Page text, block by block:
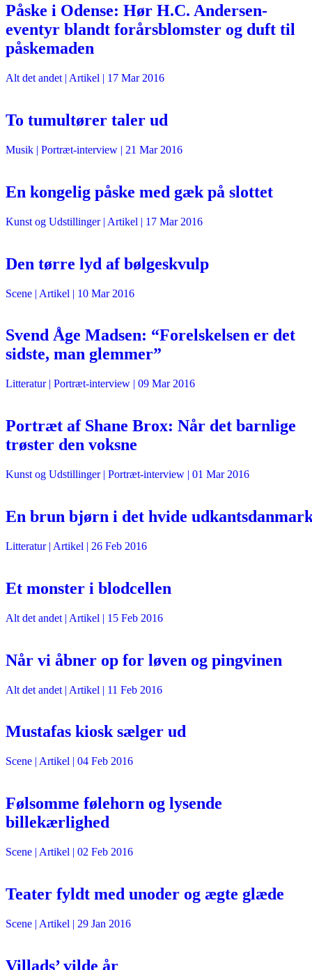
Påske i Odense: Hør H.C. Andersen-
eventyr blandt forårsblomster og duft til
påskemaden
Alt det andet | Artikel | 17 Mar 2016
To tumultører taler ud
Musik | Portræt-interview | 21 Mar 2016
En kongelig påske med gæk på slottet
Kunst og Udstillinger| Artikel | 17 Mar 2016
Den tørre lyd af bølgeskvulp
Scene | Artikel | 10 Mar 2016
Svend Åge Madsen: “Forelskelsen er det
sidste, man glemmer”
Litteratur| Portræt-interview | 09 Mar 2016
Portræt af Shane Brox: Når det barnlige
trøster den voksne
Kunst og Udstillinger| Portræt-interview | 01 Mar 2016
En brun bjørn i det hvide
Litteratur| Artikel | 26 Feb 2016
Et monster i blodcellen
Alt det andet | Artikel | 15 Feb 2016
Når vi åbner op for løven og pingvinen
Alt det andet | Artikel | 11 Feb 2016
Mustafas kiosk sælger ud
Scene | Artikel | 04 Feb 2016
Følsomme følehorn og lysende
billekærlighed
Scene | Artikel | 02 Feb 2016
Teater fyldt med unoder og ægte glæde
Scene | Artikel | 29 Jan 2016
Villads’ vilde år